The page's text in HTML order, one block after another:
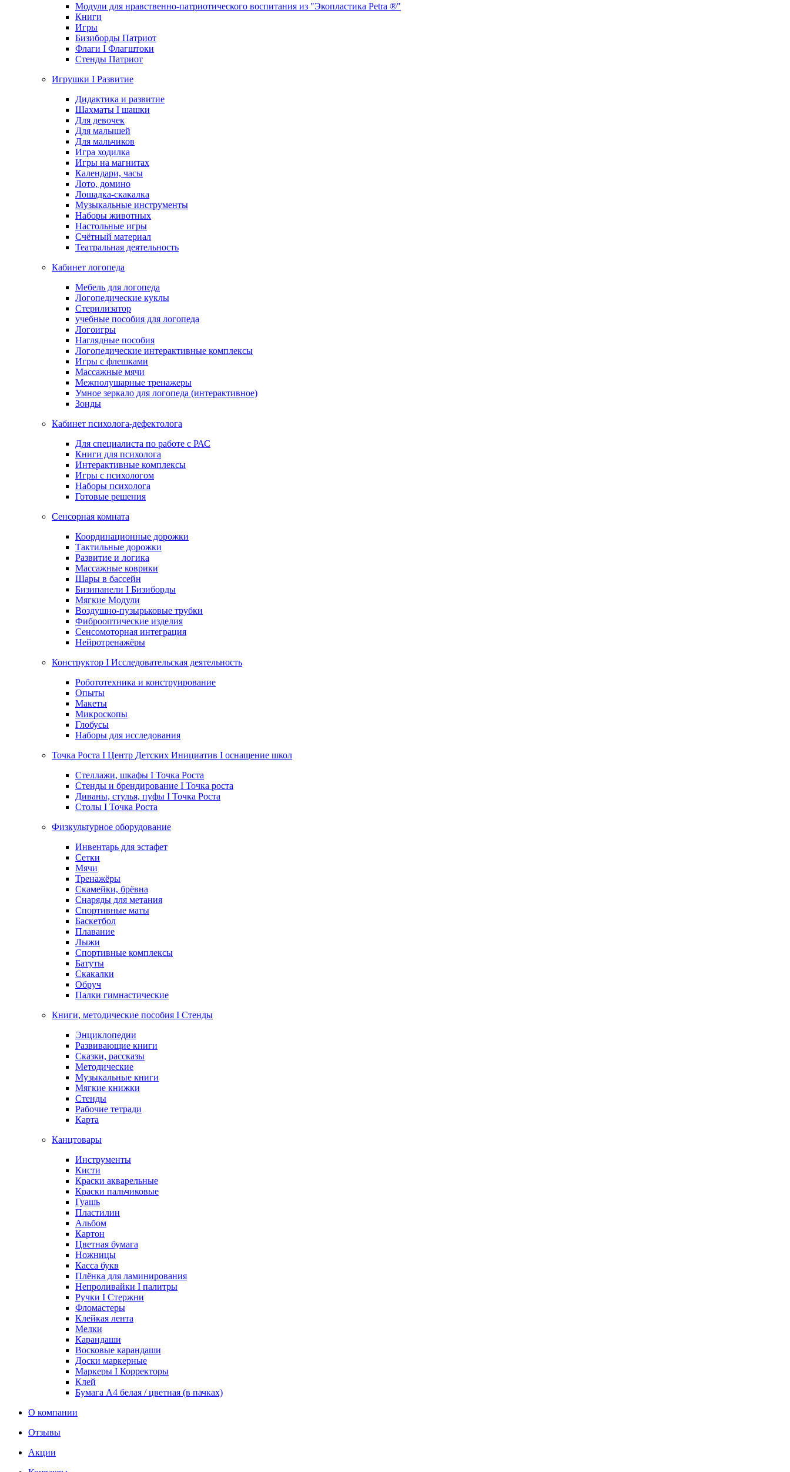
Модули для нравственно-патриотического воспитания из "Экопластика Petra ®"
Книги
Игры
Бизиборды Патриот
Флаги I Флагштоки
Стенды Патриот
Игрушки I Развитие
Дидактика и развитие
Шахматы I шашки
Для девочек
Для малышей
Для мальчиков
Игра ходилка
Игры на магнитах
Календари, часы
Лото, домино
Лошадка-скакалка
Музыкальные инструменты
Наборы животных
Настольные игры
Счётный материал
Театральная деятельность
Кабинет логопеда
Мебель для логопеда
Логопедические куклы
Стерилизатор
учебные пособия для логопеда
Логоигры
Наглядные пособия
Логопедические интерактивные комплексы
Игры с флешками
Массажные мячи
Межполушарные тренажеры
Умное зеркало для логопеда (интерактивное)
Зонды
Кабинет психолога-дефектолога
Для специалиста по работе с РАС
Книги для психолога
Интерактивные комплексы
Игры с психологом
Наборы психолога
Готовые решения
Сенсорная комната
Координационные дорожки
Тактильные дорожки
Развитие и логика
Массажные коврики
Шары в бассейн
Бизипанели I Бизиборды
Мягкие Модули
Воздушно-пузырьковые трубки
Фиброоптические изделия
Сенсомоторная интеграция
Нейротренажёры
Конструктор I Исследовательская деятельность
Робототехника и конструирование
Опыты
Макеты
Микроскопы
Глобусы
Наборы для исследования
Точка Роста I Центр Детских Инициатив I оснащение школ
Стеллажи, шкафы I Точка Роста
Стенды и брендирование I Точка роста
Диваны, стулья, пуфы I Точка Роста
Столы I Точка Роста
Физкультурное оборудование
Инвентарь для эстафет
Сетки
Мячи
Тренажёры
Скамейки, брёвна
Снаряды для метания
Спортивные маты
Баскетбол
Плавание
Лыжи
Спортивные комплексы
Батуты
Скакалки
Обруч
Палки гимнастические
Книги, методические пособия I Стенды
Энциклопедии
Развивающие книги
Сказки, рассказы
Методические
Музыкальные книги
Мягкие книжки
Стенды
Рабочие тетради
Карта
Канцтовары
Инструменты
Кисти
Краски акварельные
Краски пальчиковые
Гуашь
Пластилин
Альбом
Картон
Цветная бумага
Ножницы
Касса букв
Плёнка для ламинирования
Непроливайки I палитры
Ручки I Стержни
Фломастеры
Клейкая лента
Мелки
Карандаши
Восковые карандаши
Доски маркерные
Маркеры I Корректоры
Клей
Бумага А4 белая / цветная (в пачках)
О компании
Отзывы
Акции